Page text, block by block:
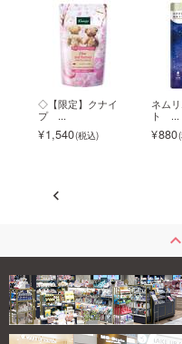
◇【限定】クナイ
プ ...
1,540
ネム
ト ...
880
keyboard_arrow_up